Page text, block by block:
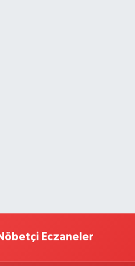
Eczaneler